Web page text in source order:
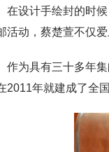
在设计手绘封的时
活动，蔡楚萱不仅
为具有三十多年集
2011年就建成了全